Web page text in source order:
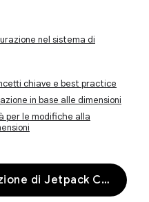
nel sistema di
chiave e best practice
in base alle dimensioni
per le modifiche alla
Concetti e implementazione di Jetpack Compose